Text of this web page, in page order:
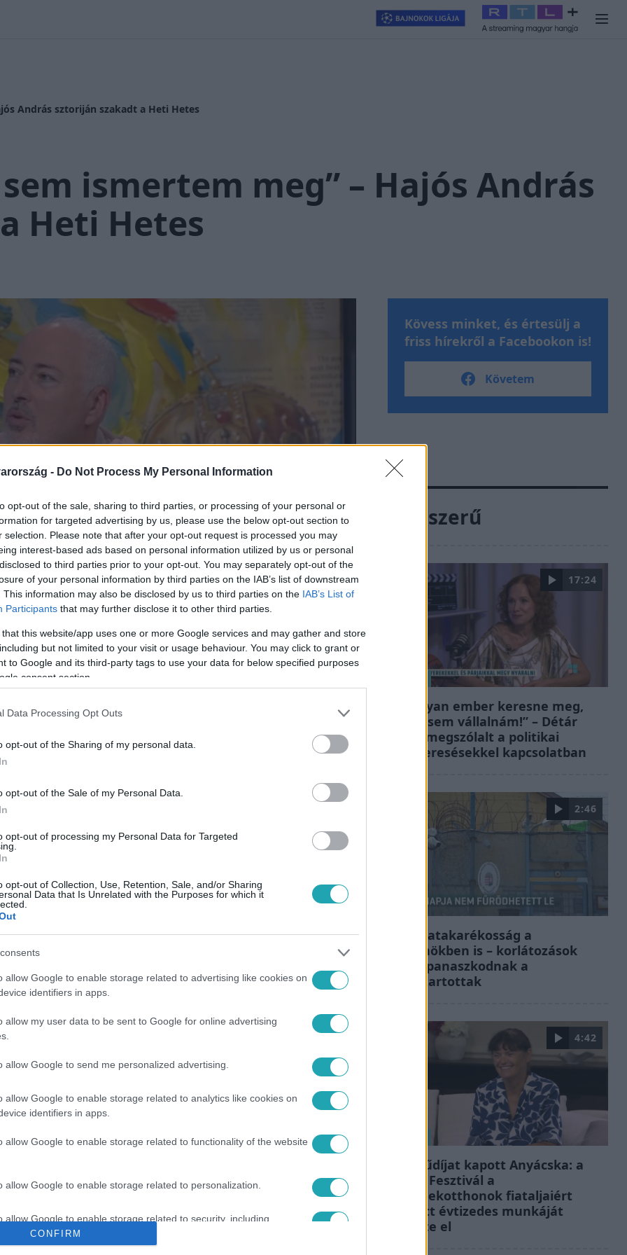
- Do Not Process My Personal Information
opt-out of the sale, sharing to third parties, or processing of your personal or
for targeted advertising by us, please use the below opt-out section to
selection. Please note that after your opt-out request is processed you may
interest-based ads based on personal information utilized by us or personal
to third parties prior to your opt-out. You may separately opt-out of the
of your personal information by third parties on the IAB’s list of downstream
This information may also be disclosed by us to third parties on the IAB’s List of
Participants that may further disclose it to other third parties.
that this website/app uses one or more Google services and may gather and store
but not limited to your visit or usage behaviour. You may click to grant or
to Google and its third-party tags to use your data for below specified purposes
consent section.
Data Processing Opt Outs
opt-out of the Sharing of my personal data.
opt-out of the Sale of my Personal Data.
opt-out of processing my Personal Data for Targeted
opt-out of Collection, Use, Retention, Sale, and/or Sharing
Data that Is Unrelated with the Purposes for which it
allow Google to enable storage related to advertising like cookies on
identifiers in apps.
allow my user data to be sent to Google for online advertising
allow Google to send me personalized advertising.
allow Google to enable storage related to analytics like cookies on
identifiers in apps.
allow Google to enable storage related to functionality of the website
allow Google to enable storage related to personalization.
allow Google to enable storage related to security, including
functionality and fraud prevention, and other user protection.
CONFIRM
RTL+ #Exek csatája 2026 #Celeb vagyok, ments
András sztoriján szakadt a Heti Hetes
ismertem meg” – Hajós András
Heti Hetes
legcikibb pillanatát hozta fel, aminek a
anyját nem ismerte fel. Majd szóba
is, amihez Fancsikai Eszter
nevezni Lényekre, Pataky Attila
az rtl.hu-n.
RTL+ Premiumon
között legyen a Google-találatokban!
#NAPLÓ
Kövess minket, és értesülj a
friss hírekről a Facebookon is!
Követem
Népszerű
17:24
„Ha olyan ember keresne meg,
akkor sem vállalnám!” – Détár
Enikő megszólalt a politikai
megkeresésekkel kapcsolatban
2:46
Energiatakarékosság a
börtönökben is – korlátozások
miatt panaszkodnak a
fogvatartottak
4:42
Életműdíjat kapott Anyácska: a
Sziget Fesztivál a
gyermekotthonok fiataljaiért
végzett évtizedes munkáját
ismerte el